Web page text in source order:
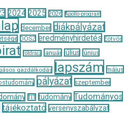
2024 2025 2026 Apollo-program
december diákpályázat
DOSZ eredményhirdetés Eötvös
földrajz január július június
gazdálkodás lapszám május
pályázat szeptember
TIT tudomány Tudományos
tájékoztató versenyszabályzat